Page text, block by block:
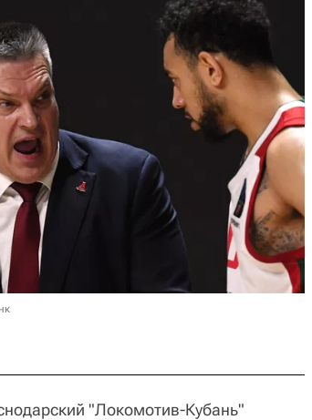
"Локомотив-Кубань"